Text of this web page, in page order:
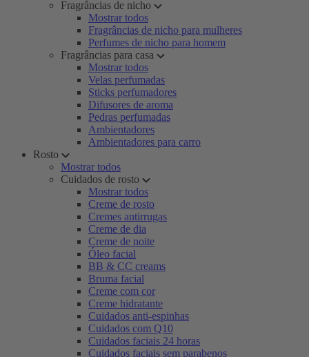
Fragrâncias de nicho
Mostrar todos
Fragrâncias de nicho para mulheres
Perfumes de nicho para homem
Fragrâncias para casa
Mostrar todos
Velas perfumadas
Sticks perfumadores
Difusores de aroma
Pedras perfumadas
Ambientadores
Ambientadores para carro
Rosto
Mostrar todos
Cuidados de rosto
Mostrar todos
Creme de rosto
Cremes antirrugas
Creme de dia
Creme de noite
Óleo facial
BB & CC creams
Bruma facial
Creme com cor
Creme hidratante
Cuidados anti-espinhas
Cuidados com Q10
Cuidados faciais 24 horas
Cuidados faciais sem parabenos